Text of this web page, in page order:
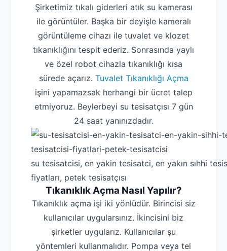
Şirketimiz tıkalı giderleri atık su kamerası
ile görüntüler. Başka bir deyişle kameralı
görüntüleme cihazı ile tuvalet ve klozet
tıkanıklığını tespit ederiz. Sonrasında yaylı
ve özel robot cihazla tıkanıklığı kısa
sürede açarız. Tuvalet Tıkanıklığı Açma
işini yapamazsak herhangi bir ücret talep
etmiyoruz. Beylerbeyi su tesisatçısı 7 gün
24 saat yanınızdadır.
su tesisatcisi, en yakin tesisatci, en yakın sıhhi
fiyatları, petek tesisatçısı
Tıkanıklık Açma Nasıl Yapılır?
Tıkanıklık açma işi iki yönlüdür. Birincisi siz
kullanıcılar uygularsınız. İkincisini biz
şirketler uygularız. Kullanıcılar şu
yöntemleri kullanmalıdır. Pompa veya tel